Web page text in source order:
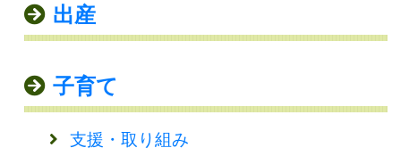
出産
子育て
支援・取り組み